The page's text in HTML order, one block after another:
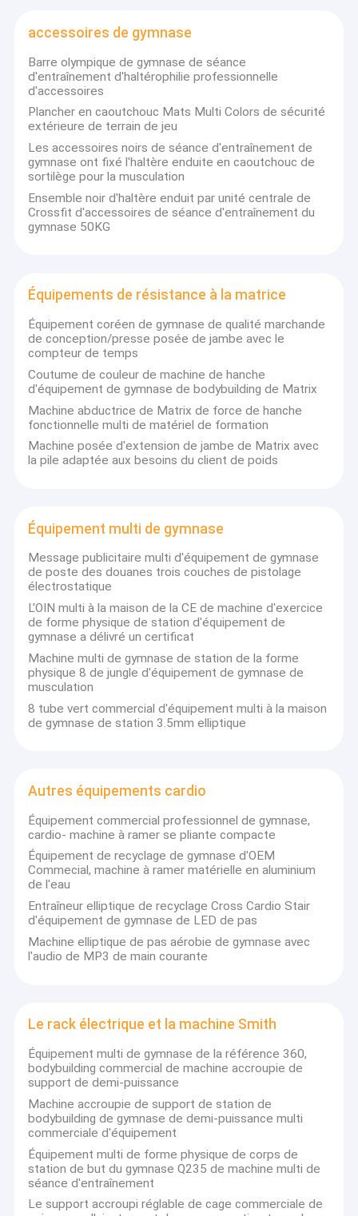
Produits
vidéo
À propos de nous
Visite de l'usine
Contrôle de la qualité
Les affaires
Équipement commercial de gymnase
Machines de gymnase chargées par plat
Équipements de résistance de conception Precor
accessoires de gymnase
Barre olympique de gymnase de séance
d'entraînement d'haltérophilie professionnelle
d'accessoires
Plancher en caoutchouc Mats Multi Colors de sécurité
extérieure de terrain de jeu
Les accessoires noirs de séance d'entraînement de
gymnase ont fixé l'haltère enduite en caoutchouc de
sortilège pour la musculation
Ensemble noir d'haltère enduit par unité centrale de
Crossfit d'accessoires de séance d'entraînement du
gymnase 50KG
Équipements de résistance à la matrice
Équipement coréen de gymnase de qualité marchande
de conception/presse posée de jambe avec le
compteur de temps
Coutume de couleur de machine de hanche
d'équipement de gymnase de bodybuilding de Matrix
Machine abductrice de Matrix de force de hanche
fonctionnelle multi de matériel de formation
Machine posée d'extension de jambe de Matrix avec
la pile adaptée aux besoins du client de poids
Équipement multi de gymnase
Message publicitaire multi d'équipement de gymnase
de poste des douanes trois couches de pistolage
électrostatique
L'OIN multi à la maison de la CE de machine d'exercice
de forme physique de station d'équipement de
gymnase a délivré un certificat
Machine multi de gymnase de station de la forme
physique 8 de jungle d'équipement de gymnase de
musculation
8 tube vert commercial d'équipement multi à la maison
de gymnase de station 3.5mm elliptique
Autres équipements cardio
Équipement commercial professionnel de gymnase,
cardio- machine à ramer se pliante compacte
Équipement de recyclage de gymnase d'OEM
Commecial, machine à ramer matérielle en aluminium
de l'eau
Entraîneur elliptique de recyclage Cross Cardio Stair
d'équipement de gymnase de LED de pas
Machine elliptique de pas aérobie de gymnase avec
l'audio de MP3 de main courante
Le rack électrique et la machine Smith
Équipement multi de gymnase de la référence 360,
bodybuilding commercial de machine accroupie de
support de demi-puissance
Machine accroupie de support de station de
bodybuilding de gymnase de demi-puissance multi
commerciale d'équipement
Équipement multi de forme physique de corps de
station de but du gymnase Q235 de machine multi de
séance d'entraînement
Le support accroupi réglable de cage commerciale de
L'équipement Cie., Ltd de forme physique de Guangzhou
Huasheng, établi à l'année de 2011.We sont un du fabriquant
d'équipement de gymnase complet largerest dans le sud de la
Chine.
L'équipement Cie., Ltd de forme physique de Guangzhou
Huasheng se spécialise au milieu de gamme complète et
l'équipement commercial de première qualité de gymnase, y
compris le tapis roulant commercial, les machines de gymnase
de force, les machines goupille-chargées de bodybuilding et les
machines de gymnase chargées par plat, les machines ellipitcal,
les vélos d'exercice, les machines à ramer, les vélos spining et
tout autre cardio- équipement, toutes les haltères, les plats de
professionnel de haute qualité et. Nous avons exporté vers plus
quantité de clients et de distributeurs réguliers partout dans le
monde.
gestion de la production moderne d'atelier.
Nous avons le système magnifique d'équipe, l'équipe de R@D,
l'équipe de ventes, l'équipe de service après-vente, l'équipe
promotionnelle, l'équipe de QC, toute ceux-ci sommes le support
pour l'équipement Cie., Ltd de forme physique de Guangzhou